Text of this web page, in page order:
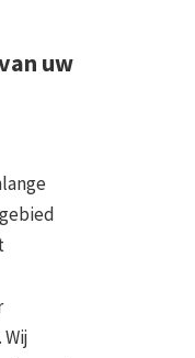
uw